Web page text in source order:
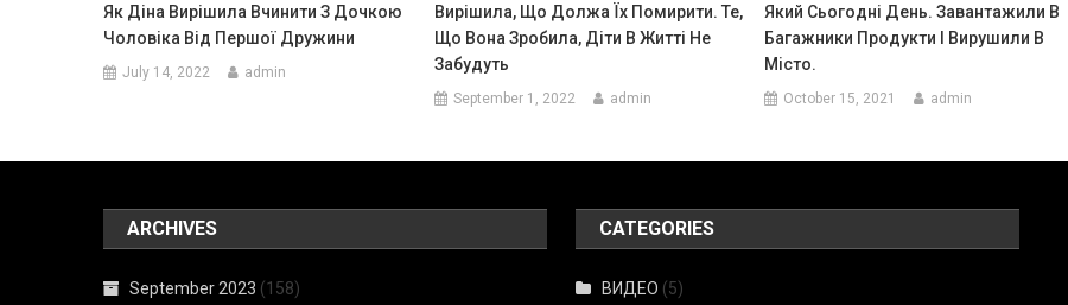
Як Діна Вирішила Вчинити З Дочкою
Чоловіка Від Першої Дружини
July 14, 2022 admin
Вирішила, Що Должа Їх Помирити. Те,
Що Вона Зробила, Діти В Житті Не
Забудуть
September 1, 2022 admin
Який Сьогодні День. Завантажили В
Багажники Продукти І Вирушили В
Місто.
October 15, 2021 admin
ARCHIVES
September 2023 (158)
CATEGORIES
ВИДЕО (5)